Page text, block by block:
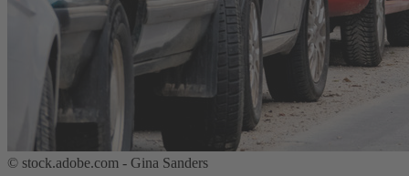
© stock.adobe.com - Gina Sanders